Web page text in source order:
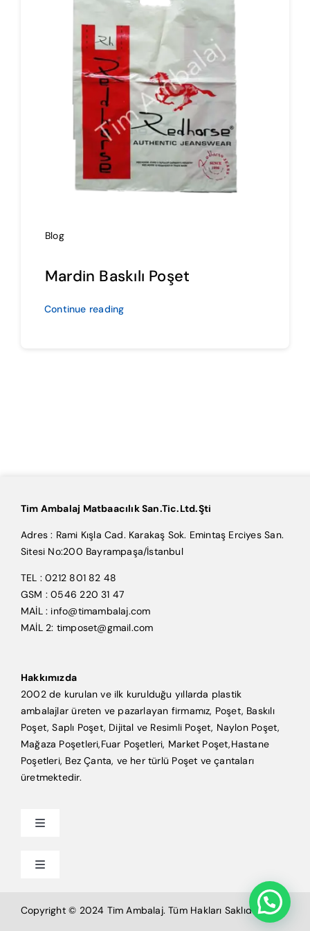
Blog
Mardin Baskılı Poşet
Continue reading
Tim Ambalaj Matbaacılık San.Tic.Ltd.Şti
Adres : Rami Kışla Cad. Karakaş Sok. Emintaş Erciyes San.
Sitesi No:200 Bayrampaşa/İstanbul
TEL : 0212 801 82 48
GSM : 0546 220 31 47
MAİL : info@timambalaj.com
MAİL 2: timposet@gmail.com
Hakkımızda
2002 de kurulan ve ilk kurulduğu yıllarda plastik
ambalajlar üreten ve pazarlayan firmamız, Poşet, Baskılı
Poşet, Saplı Poşet, Dijital ve Resimli Poşet, Naylon Poşet,
Mağaza Poşetleri,Fuar Poşetleri, Market Poşet,Hastane
Poşetleri, Bez Çanta, ve her türlü Poşet ve çantaları
üretmektedir.
Toggle
Anasayfa
Tim Ambalaj
Toggle
Copyright © 2024 Tim Ambalaj. Tüm Hakları Saklıdır.